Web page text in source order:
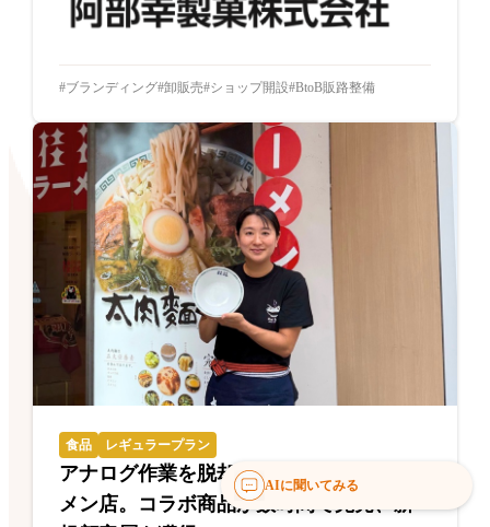
ブランディング 卸販売 ショップ開設 BtoB販路整備
食品 レギュラープラン
アナログ作業を脱却した創業70年のラー
メン店。コラボ商品が数時間で完売、新
AIに聞いてみる